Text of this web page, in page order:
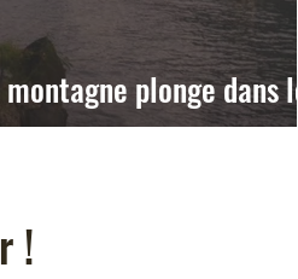
plonge dans le
!